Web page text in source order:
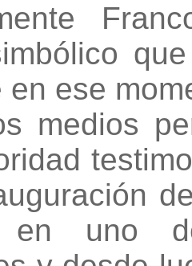
en ese
medios
en uno